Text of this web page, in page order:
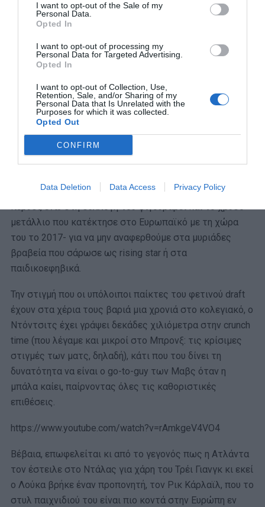
I want to opt-out of the Sale of my
Personal Data.
Opted In
I want to opt-out of processing my
Personal Data for Targeted Advertising.
Opted In
I want to opt-out of Collection, Use,
Retention, Sale, and/or Sharing of my
Personal Data that Is Unrelated with the
Purposes for which it was collected.
Opted Out
CONFIRM
Data Deletion Data Access Privacy Policy
πολυτιμότερος παίκτης της κανονικής διάρκειας
μετάλλιο που κατέκτησε στο Ευρωπαϊκό με τη χώρα
του το 2017- για να μην αναφερθούμε στα μυριάδες
βραβεία που σάρωσε ως rising star ή στα
παιδικοεφηβικά.
Την στιγμή που oι υπόλοιποι παίκτες του φετινού draft
έχουν στα χέρια τους βαριά μια χρονιά στο κολεγιακό, ο
Ντόντσιτς έχει γράψει δεκάδες χιλιόμετρα στην crunch
time (που λέγαμε και μικροί στο Μπρονξ: τις κρίσιμες
στιγμές των ματς, δηλαδή), κάτι που του δίνει τη
δυνατότητα να είναι ο go-to-guy των Μαβς όταν η
μπάλα καίει, παίρνοντας όλες τις καθοριστικές
επιθέσεις.
https://www.youtube.com/watch?v=rAmkgeV4VO4
Βέβαια, επωφελείται κι από το γεγονός πως η Ατλάντα
τον έστειλε στο Ντάλας για χάρη του Τρέι Γιανγκ κι εκεί
ο Λούκα βρήκε έναν προπονητή, τον Ρικ Κάρλαϊλ, που το
στυλ παιχνιδιού του είναι πιο κοντά στην Ευρώπη εν